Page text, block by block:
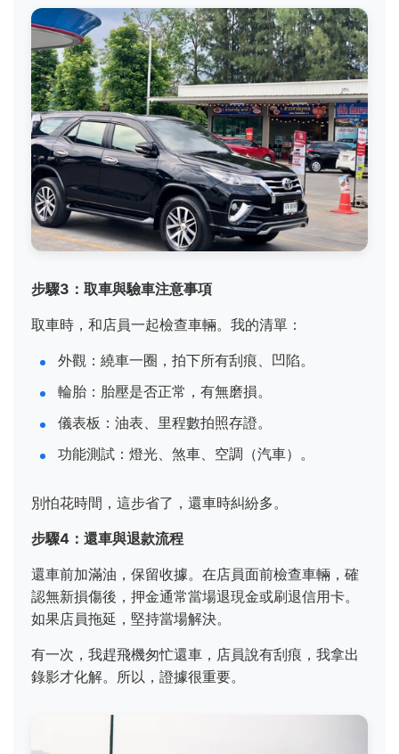
步驟3：取車與驗車注意事項
取車時，和店員一起檢查車輛。我的清單：
外觀：繞車一圈，拍下所有刮痕、凹陷。
輪胎：胎壓是否正常，有無磨損。
儀表板：油表、里程數拍照存證。
功能測試：燈光、煞車、空調（汽車）。
別怕花時間，這步省了，還車時糾紛多。
步驟4：還車與退款流程
還車前加滿油，保留收據。在店員面前檢查車輛，確
認無新損傷後，押金通常當場退現金或刷退信用卡。
如果店員拖延，堅持當場解決。
有一次，我趕飛機匆忙還車，店員說有刮痕，我拿出
錄影才化解。所以，證據很重要。